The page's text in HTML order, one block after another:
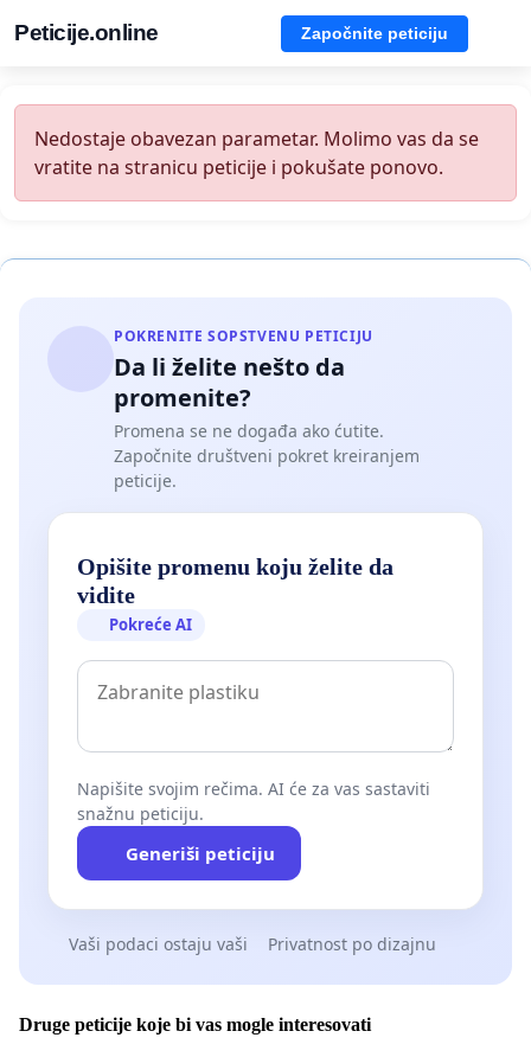
Peticije.online Započnite peticiju
Nedostaje obavezan parametar. Molimo vas da se
vratite na stranicu peticije i pokušate ponovo.
POKRENITE SOPSTVENU PETICIJU
Da li želite nešto da
promenite?
Promena se ne događa ako ćutite.
Započnite društveni pokret kreiranjem
peticije.
Opišite promenu koju želite da
vidite
Pokreće AI
Napišite svojim rečima. AI će za vas sastaviti
snažnu peticiju.
Generiši peticiju
Vaši podaci ostaju vaši Privatnost po dizajnu
Druge peticije koje bi vas mogle interesovati